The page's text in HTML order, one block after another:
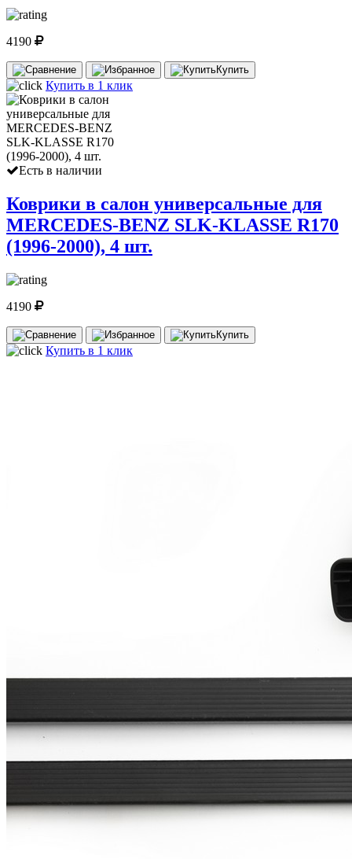
4190
Купить
Купить в 1 клик
Есть в наличии
Коврики в салон универсальные для
MERCEDES-BENZ SLK-KLASSE R170
(1996-2000), 4 шт.
4190
Купить
Купить в 1 клик